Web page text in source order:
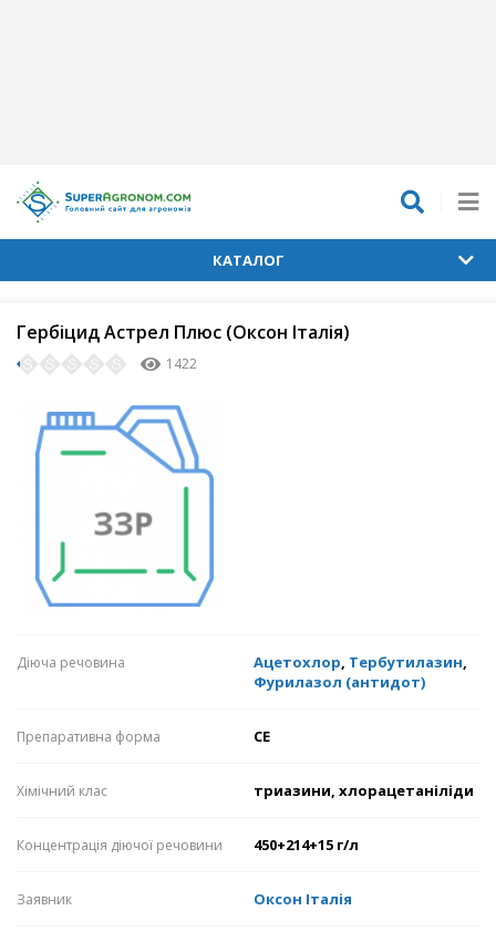
КАТАЛОГ
Гербіцид Астрел Плюс (Оксон Італія)
1422
Діюча речовина Ацетохлор, Тербутилазин,
Фурилазол (антидот)
Препаративна форма СЕ
Хімічний клас триазини, хлорацетаніліди
Концентрація діючої речовини 450+214+15 г/л
Заявник Оксон Італія